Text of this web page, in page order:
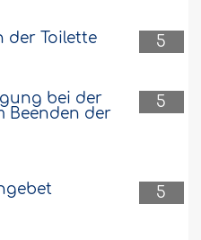
5
der Toilette
5
bei der
Beenden der
5